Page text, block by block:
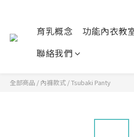
育乳概念 功能內衣教
聯絡我們
全部商品 / 內褲款式 /Tsubaki Panty